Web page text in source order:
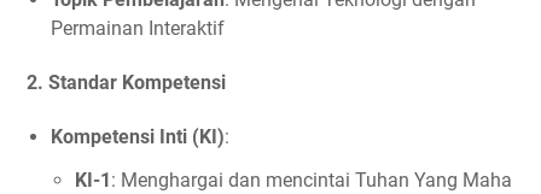
Permainan Interaktif
2. Standar Kompetensi
Kompetensi Inti (KI):
KI-1 : Menghargai dan mencintai Tuhan Yang Maha